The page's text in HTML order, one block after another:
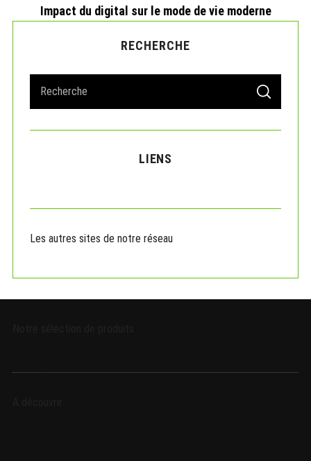
Impact du digital sur le mode de vie moderne
RECHERCHE
a
r
r
S
A
C
LIENS
Les autres sites de notre réseau